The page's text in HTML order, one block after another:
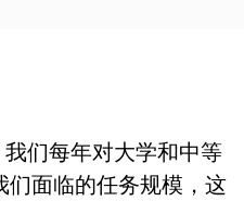
们每年对大学和中等
们面临的任务规模，这